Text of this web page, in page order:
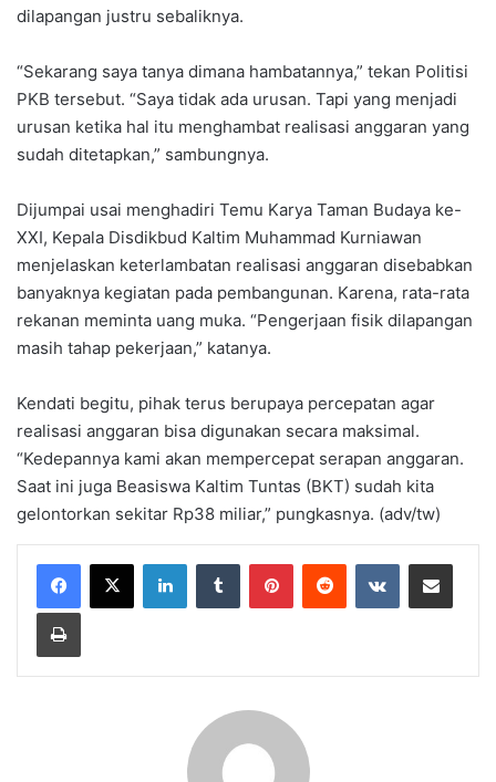
dilapangan justru sebaliknya.
“Sekarang saya tanya dimana hambatannya,” tekan Politisi
PKB tersebut. “Saya tidak ada urusan. Tapi yang menjadi
urusan ketika hal itu menghambat realisasi anggaran yang
sudah ditetapkan,” sambungnya.
Dijumpai usai menghadiri Temu Karya Taman Budaya ke-
XXI, Kepala Disdikbud Kaltim Muhammad Kurniawan
menjelaskan keterlambatan realisasi anggaran disebabkan
banyaknya kegiatan pada pembangunan. Karena, rata-rata
rekanan meminta uang muka. “Pengerjaan fisik dilapangan
masih tahap pekerjaan,” katanya.
Kendati begitu, pihak terus berupaya percepatan agar
realisasi anggaran bisa digunakan secara maksimal.
“Kedepannya kami akan mempercepat serapan anggaran.
Saat ini juga Beasiswa Kaltim Tuntas (BKT) sudah kita
gelontorkan sekitar Rp38 miliar,” pungkasnya. (adv/tw)